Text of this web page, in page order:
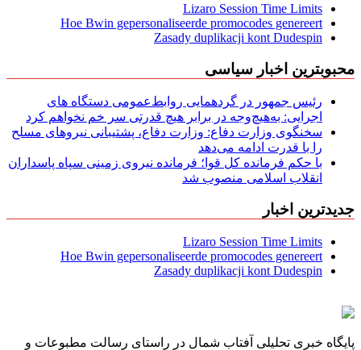
Lizaro Session Time Limits
Hoe Bwin gepersonaliseerde promocodes genereert
Zasady duplikacji kont Dudespin
محبوبترین اخبار سیاسی
رئیس جمهور در گردهمایی روابط‌عمومی دستگاه های
اجرایی: به‌هیچ‌وجه در برابر هیچ قدرتی سر خم نخواهم کرد
سخنگوی وزارت دفاع: وزارت دفاع، پشتیبانی نیرو‌های مسلح
را با قدرت ادامه می‌دهد
با حکم فرمانده کل قوا؛ فرمانده نیروی زمینی سپاه پاسداران
انقلاب اسلامی منصوب شد
جدیدترین اخبار
Lizaro Session Time Limits
Hoe Bwin gepersonaliseerde promocodes genereert
Zasady duplikacji kont Dudespin
پایگاه خبری تحلیلی آفتاب شمال در راستای رسالت مطبوعات و